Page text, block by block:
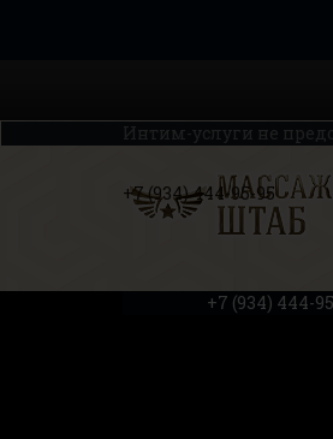
Интим-услуги не
+7 (934) 444-95-95
+7 (934) 444-